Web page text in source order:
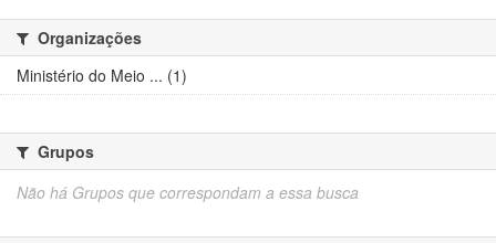
Organizações
Ministério do Meio ... (1)
Grupos
Não há Grupos que correspondam a essa busca